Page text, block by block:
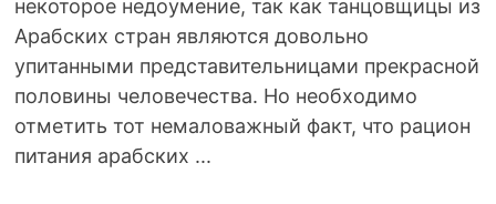
некоторое недоумение, так как танцовщицы из
Арабских стран являются довольно
упитанными представительницами прекрасной
половины человечества. Но необходимо
отметить тот немаловажный факт, что рацион
питания арабских ...